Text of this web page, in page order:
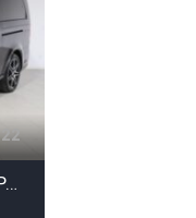
22
Mercedes V300 LWB XXL AMG PACK